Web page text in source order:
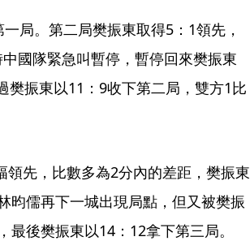
局。第二局樊振東取得5：1領先，
國隊緊急叫暫停，暫停回來樊振東
樊振東以11：9收下第二局，雙方1比
先，比數多為2分內的差距，樊振東
昀儒再下一城出現局點，但又被樊振
後樊振東以14：12拿下第三局。